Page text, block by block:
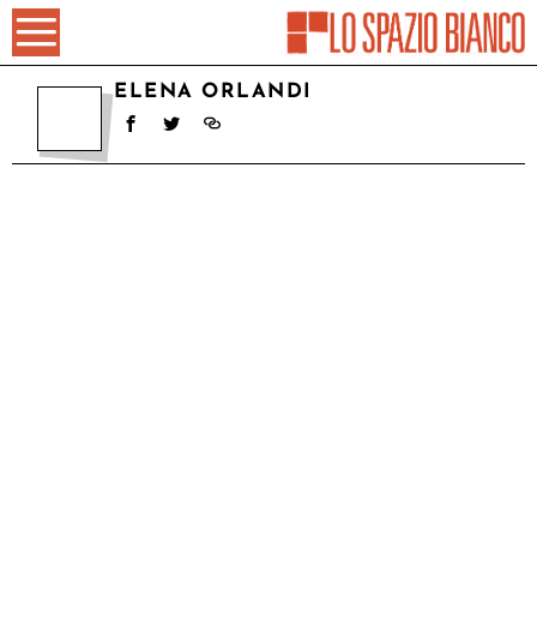
ELENA ORLANDI